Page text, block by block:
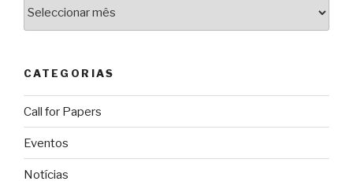
CATEGORIAS
Call for Papers
Eventos
Notícias